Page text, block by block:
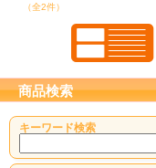
（全2件）
商品検索
キーワード検索